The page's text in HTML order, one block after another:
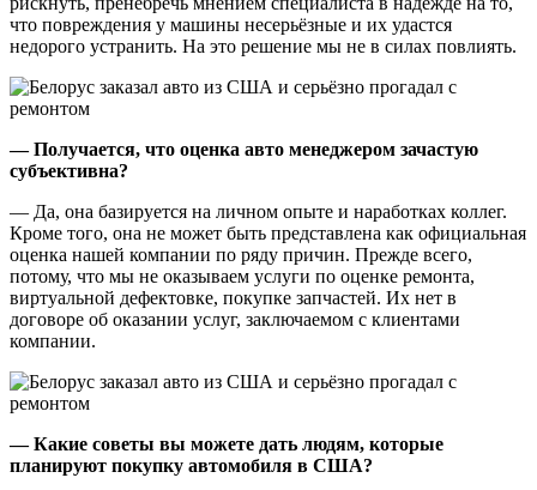
что повреждения у машины несерьёзные и их удастся
недорого устранить. На это решение мы не в силах повлиять.
— Получается, что оценка авто менеджером зачастую
субъективна?
— Да, она базируется на личном опыте и наработках коллег.
Кроме того, она не может быть представлена как официальная
оценка нашей компании по ряду причин. Прежде всего,
потому, что мы не оказываем услуги по оценке ремонта,
виртуальной дефектовке, покупке запчастей. Их нет в
договоре об оказании услуг, заключаемом с клиентами
компании.
— Какие советы вы можете дать людям, которые
планируют покупку автомобиля в США?